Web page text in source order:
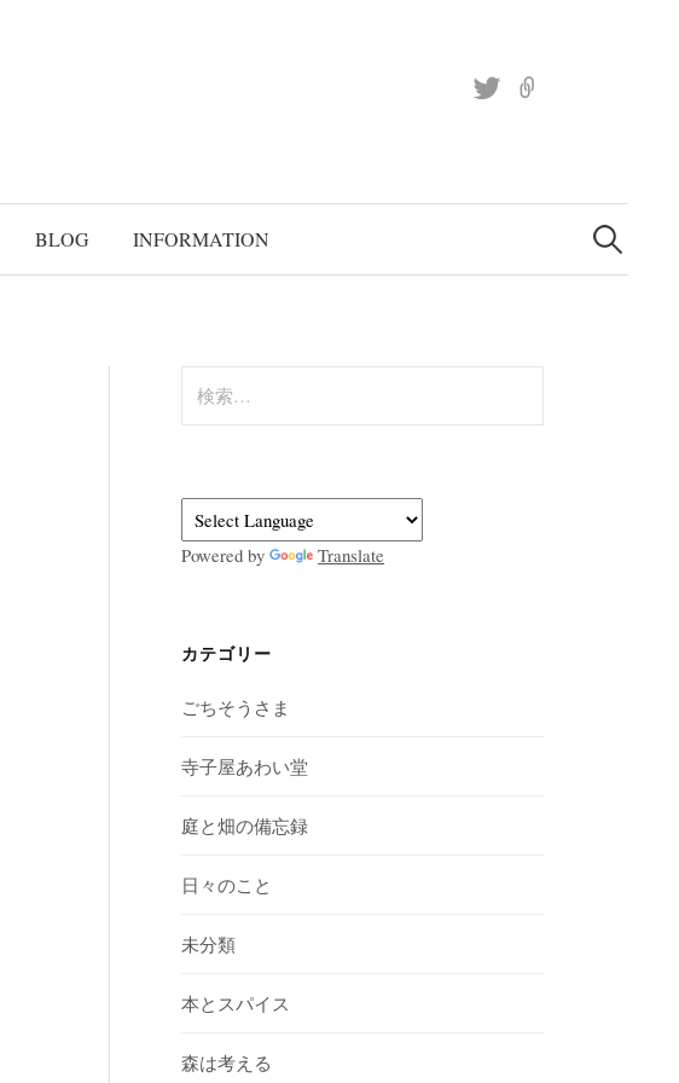
Twitter
BLOG INFORMATION
検
索:
索:
Powered by Translate
カテゴリー
ごちそうさま
寺子屋あわい堂
庭と畑の備忘録
日々のこと
未分類
本とスパイス
森は考える